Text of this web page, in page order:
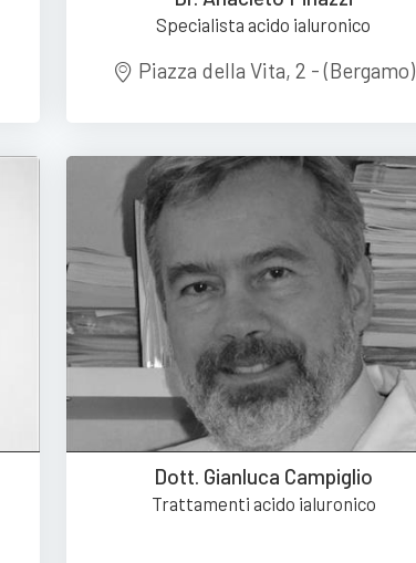
Specialista acido ialuronico
Piazza della Vita, 2 - (Bergamo)
Dott. Gianluca Campiglio
Trattamenti acido ialuronico